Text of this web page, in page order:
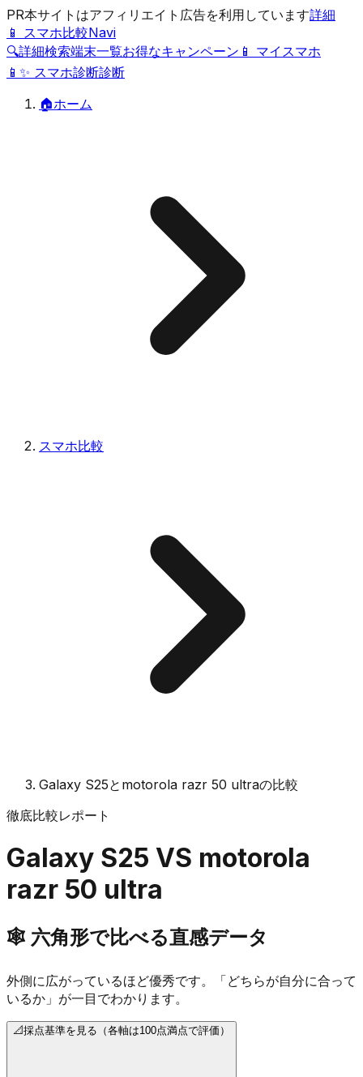
PR本サイトはアフィリエイト広告を利用しています詳細
📱 スマホ比較Navi
🔍詳細検索端末一覧お得なキャンペーン 📱 マイスマホ
📱 ✨ スマホ診断診断
🏠ホーム
スマホ比較
Galaxy S25とmotorola razr 50 ultraの比較
徹底比較レポート
Galaxy S25 VS motorola
razr 50 ultra
🕸️ 六角形で比べる直感データ
外側に広がっているほど優秀です。「どちらが自分に合って
いるか」が一目でわかります。
📐採点基準を見る（各軸は100点満点で評価）